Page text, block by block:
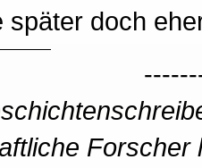
später doch